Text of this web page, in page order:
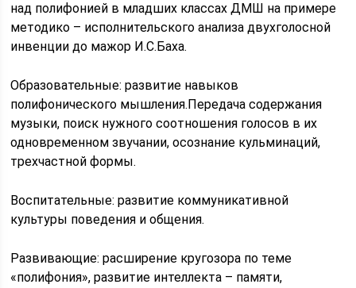
над полифонией в младших классах ДМШ на примере
методико – исполнительского анализа двухголосной
инвенции до мажор И.С.Баха.
Образовательные: развитие навыков
полифонического мышления.Передача содержания
музыки, поиск нужного соотношения голосов в их
одновременном звучании, осознание кульминаций,
трехчастной формы.
Воспитательные: развитие коммуникативной
культуры поведения и общения.
Развивающие: расширение кругозора по теме
«полифония», развитие интеллекта – памяти,